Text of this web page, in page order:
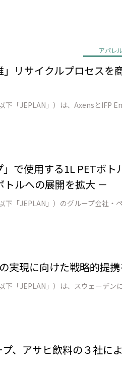
アパレル
リサイクルプロセスを
で使用する1L PETボ
ルへの展開を拡大 －
実現に向けた戦略的提
、アサヒ飲料の３社に